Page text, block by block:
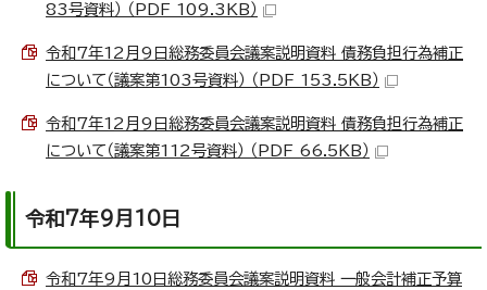
83号資料） （PDF 109.3KB）
令和7年12月9日総務委員会議案説明資料 債務負担行為補正
について（議案第103号資料） （PDF 153.5KB）
令和7年12月9日総務委員会議案説明資料 債務負担行為補正
について（議案第112号資料） （PDF 66.5KB）
令和7年9月10日
令和7年9月10日総務委員会議案説明資料 一般会計補正予算